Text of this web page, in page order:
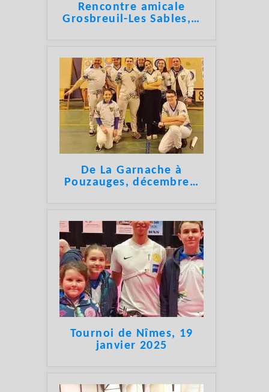
Rencontre amicale
Grosbreuil-Les Sables,…
De La Garnache à
Pouzauges, décembre…
Tournoi de Nîmes, 19
janvier 2025